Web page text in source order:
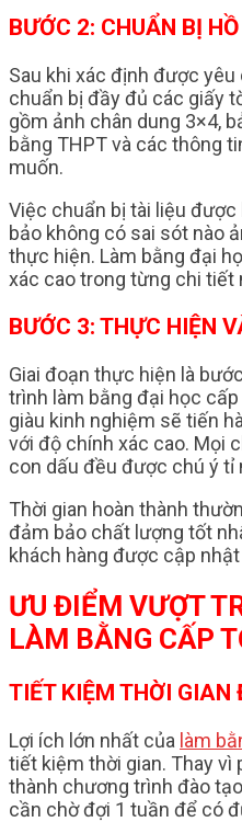
BƯỚC 2: CHUẨN BỊ
Sau khi xác định được
chuẩn bị đầy đủ các giấy
gồm ảnh chân dung 3×4,
bằng THPT và các thông
muốn.
Việc chuẩn bị tài liệu
bảo không có sai sót nào
thực hiện. Làm bằng đại
xác cao trong từng chi tiết
BƯỚC 3: THỰC HIỆN
Giai đoạn thực hiện là
trình làm bằng đại học
giàu kinh nghiệm sẽ tiến
với độ chính xác cao. Mọi
con dấu đều được chú ý tỉ
Thời gian hoàn thành
đảm bảo chất lượng tốt
khách hàng được cập
ƯU ĐIỂM VƯỢT
LÀM BẰNG CẤP
TIẾT KIỆM THỜI GIAN
Lợi ích lớn nhất của làm
tiết kiệm thời gian. Thay vì
thành chương trình đào
cần chờ đợi 1 tuần để có